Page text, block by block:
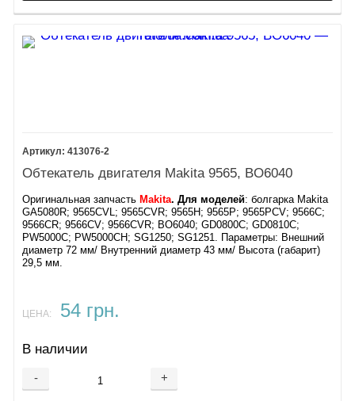
413076-2
Обтекатель двигателя Makita 9565, BO6040
Оригинальная запчасть Makita. Для моделей: болгарка Makita
GA5080R; 9565CVL; 9565CVR; 9565H; 9565P; 9565PCV; 9566C;
9566CR; 9566CV; 9566CVR; BO6040; GD0800C; GD0810C;
PW5000C; PW5000CH; SG1250; SG1251. Параметры: Внешний
диаметр 72 мм/ Внутренний диаметр 43 мм/ Высота (габарит)
29,5 мм.
ЦЕНА: 54 грн.
В наличии
- +